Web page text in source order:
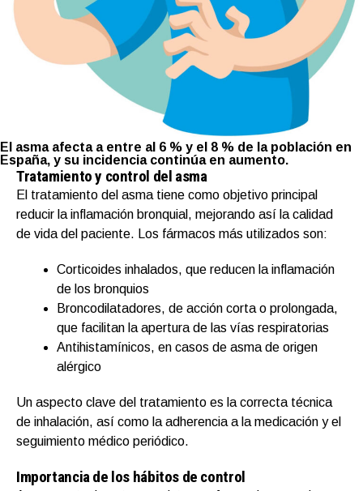
El asma afecta a entre al 6 % y el 8 % de la población en
España, y su incidencia continúa en aumento.
Tratamiento y control del asma
El tratamiento del asma tiene como objetivo principal
reducir la inflamación bronquial, mejorando así la calidad
de vida del paciente. Los fármacos más utilizados son:
Corticoides inhalados, que reducen la inflamación
de los bronquios
Broncodilatadores, de acción corta o prolongada,
que facilitan la apertura de las vías respiratorias
Antihistamínicos, en casos de asma de origen
alérgico
Un aspecto clave del tratamiento es la correcta técnica
de inhalación, así como la adherencia a la medicación y el
seguimiento médico periódico.
Importancia de los hábitos de control